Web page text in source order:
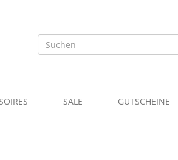
SALE GUTSCHEINE